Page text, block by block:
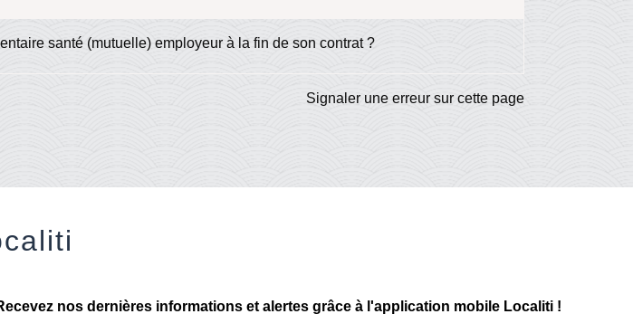
santé (mutuelle) employeur à la fin de son contrat ?
Signaler une erreur sur cette page
nos dernières informations et alertes grâce à l'application mobile Localiti !